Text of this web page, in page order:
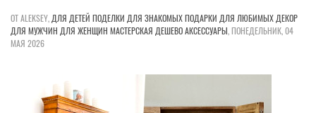
ОТ ALEKSEY, ДЛЯ ДЕТЕЙ ПОДЕЛКИ ДЛЯ ЗНАКОМЫХПОДАРКИ ДЛЯ ЛЮБИМЫХ ДЕКОР
ДЛЯ МУЖЧИН ДЛЯ ЖЕНЩИН МАСТЕРСКАЯ ДЕШЕВОАКСЕССУАРЫ,ПОНЕДЕЛЬНИК, 04
МАЯ 2026